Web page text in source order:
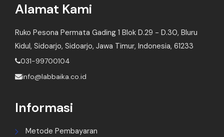
Alamat Kami
Ruko Pesona Permata Gading 1 Blok D.29 - D.30, Bluru
Kidul, Sidoarjo, Sidoarjo, Jawa Timur, Indonesia, 61233
031-99700104
info@labbaika.co.id
Informasi
Metode Pembayaran